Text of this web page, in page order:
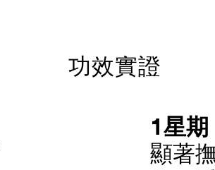
功效實證
1星期
顯著